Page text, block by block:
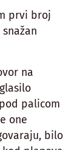
prvi broj
na
palicom
one
bilo